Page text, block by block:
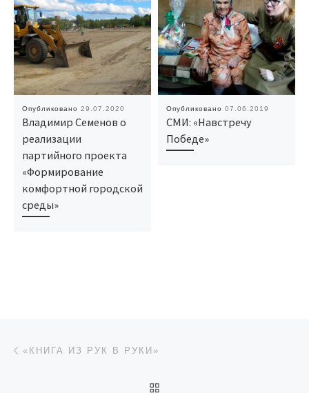
Опубликовано 29.07.2020
Владимир Семенов о
реализации
партийного проекта
«Формирование
комфортной городской
среды»
Опубликовано 07.06.2019
СМИ: «Навстречу
Победе»
Навигация по записям
«КНИГА ИЗ РУК В РУКИ»